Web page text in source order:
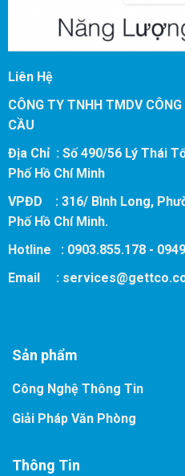
Liên Hệ
CÔNG TY TNHH TMDV
CẦU
Địa Chỉ : Số 490/56 Lý Thái
Phố Hồ Chí Minh
VPĐD : 316/ Bình Long,
Phố Hồ Chí Minh.
Hotline : 0903.855.178 -
Email :
Sản phẩm
Công Nghệ Thông Tin
Giải Pháp Văn Phòng
Thông Tin